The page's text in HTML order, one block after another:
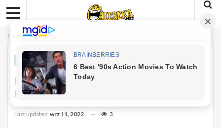
Home Dowcipy
DOWCIPY
Kawał: Stary Hydraulik Bierze
Praktykanta Na Robotę…
Last updated wrz 11, 2022 3